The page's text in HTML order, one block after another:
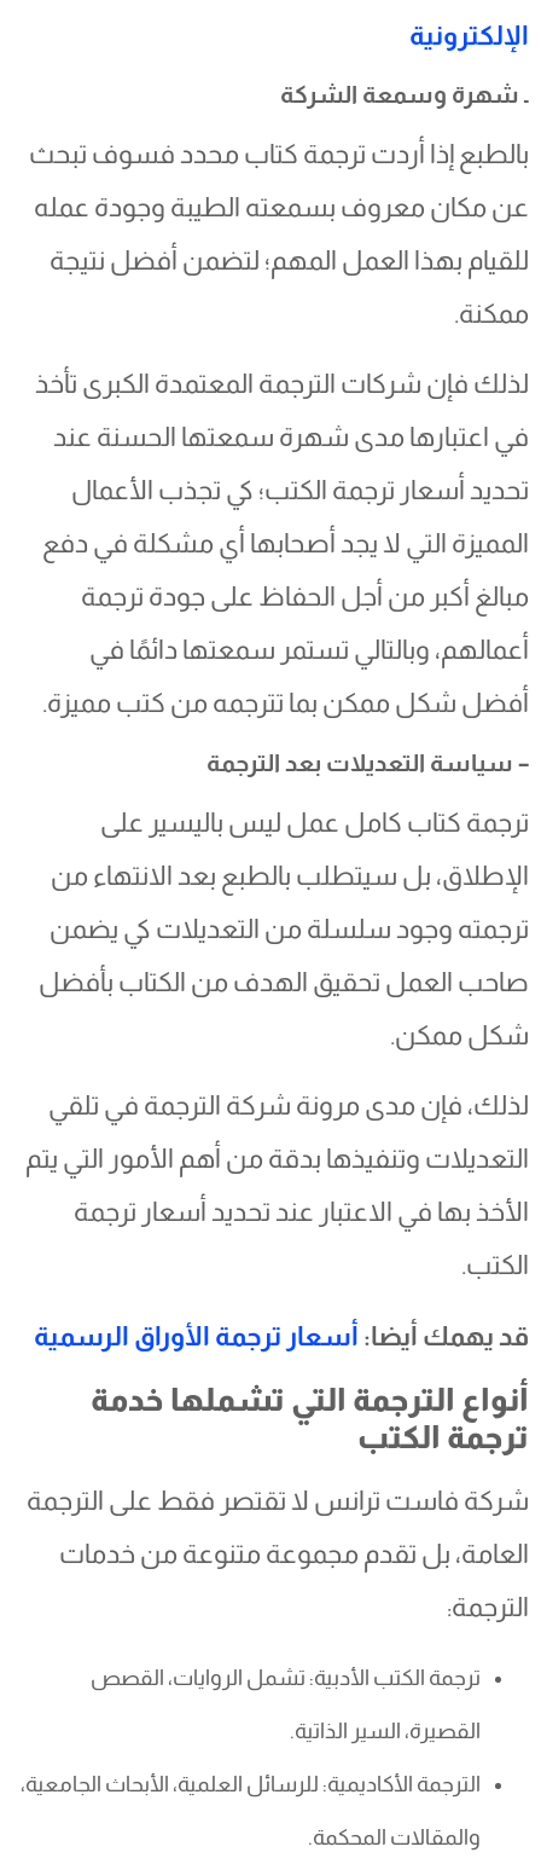
الإلكترونية
ـ شهرة وسمعة الشركة
بالطبع إذا أردت ترجمة كتاب محدد فسوف تبحث
عن مكان معروف بسمعته الطيبة وجودة عمله
للقيام بهذا العمل المهم؛ لتضمن أفضل نتيجة
ممكنة.
لذلك فإن شركات الترجمة المعتمدة الكبرى تأخذ
في اعتبارها مدى شهرة سمعتها الحسنة عند
تحديد أسعار ترجمة الكتب؛ كي تجذب الأعمال
المميزة التي لا يجد أصحابها أي مشكلة في دفع
مبالغ أكبر من أجل الحفاظ على جودة ترجمة
أعمالهم، وبالتالي تستمر سمعتها دائمًا في
أفضل شكل ممكن بما تترجمه من كتب مميزة.
– سياسة التعديلات بعد الترجمة
ترجمة كتاب كامل عمل ليس باليسير على
الإطلاق، بل سيتطلب بالطبع بعد الانتهاء من
ترجمته وجود سلسلة من التعديلات كي يضمن
صاحب العمل تحقيق الهدف من الكتاب بأفضل
شكل ممكن.
لذلك، فإن مدى مرونة شركة الترجمة في تلقي
التعديلات وتنفيذها بدقة من أهم الأمور التي يتم
الأخذ بها في الاعتبار عند تحديد أسعار ترجمة
الكتب.
قد يهمك أيضا:أسعار ترجمة الأوراق الرسمية
أنواع الترجمة التي تشملها خدمة
ترجمة الكتب
شركة فاست ترانس لا تقتصر فقط على الترجمة
العامة، بل تقدم مجموعة متنوعة من خدمات
الترجمة:
ترجمة الكتب الأدبية: تشمل الروايات، القصص
القصيرة، السير الذاتية.
الترجمة الأكاديمية: للرسائل العلمية، الأبحاث الجامعية،
والمقالات المحكمة.